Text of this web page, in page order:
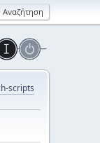
scripts